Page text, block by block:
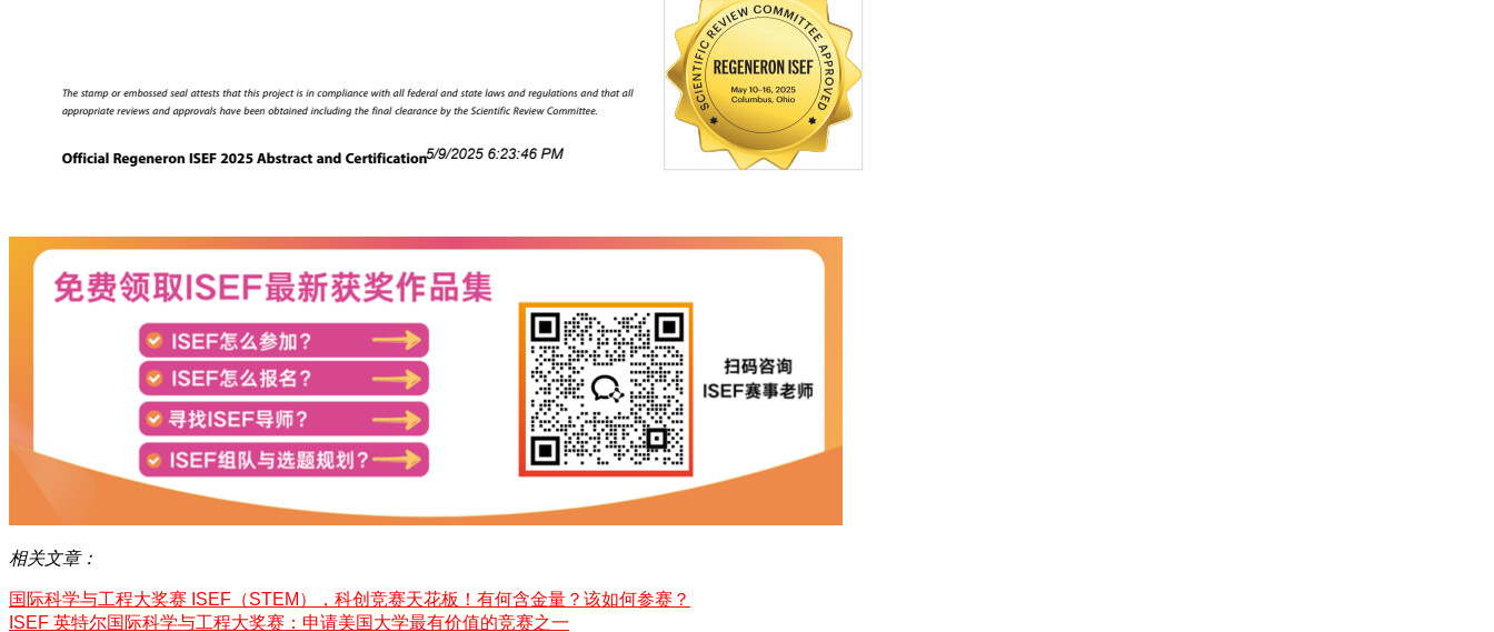
相关文章：
国际科学与工程大奖赛 ISEF（STEM），科创竞赛天花板！有何含金量？该如何参赛？
ISEF 英特尔国际科学与工程大奖赛：申请美国大学最有价值的竞赛之一